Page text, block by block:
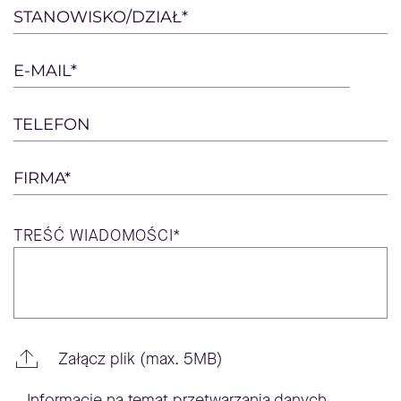
this
field
empty.
STANOWISKO/DZIAŁ*
E-MAIL*
TELEFON
FIRMA*
TREŚĆ WIADOMOŚCI*
Załącz plik (max. 5MB)